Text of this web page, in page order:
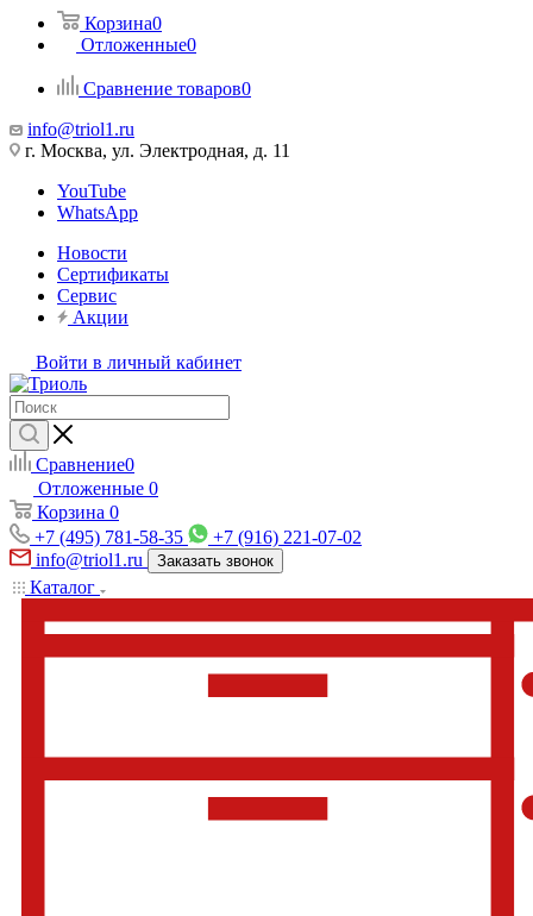
Корзина0
Отложенные0
Сравнение товаров0
info@triol1.ru
г. Москва, ул. Электродная, д. 11
YouTube
WhatsApp
Новости
Сертификаты
Сервис
Акции
Войти в личный кабинет
Сравнение0
Отложенные 0
Корзина 0
+7 (495) 781-58-35
+7 (916) 221-07-02
info@triol1.ru
Заказать звонок
Каталог